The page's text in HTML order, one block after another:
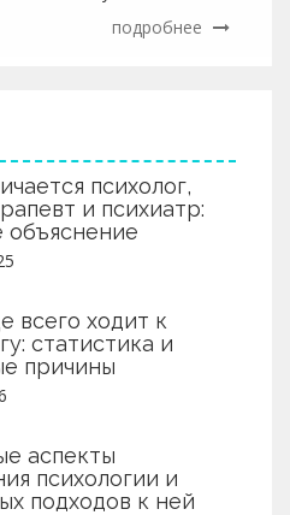
первую встречу
подробнее
психолог,
и психиатр:
объяснение
всего ходит к
статистика и
причины
аспекты
психологии и
подходов к ней